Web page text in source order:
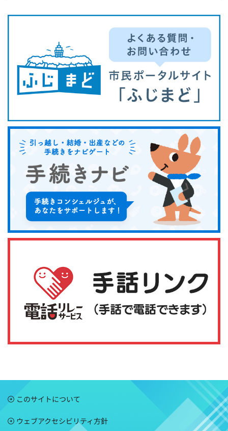
このサイトについて
ウェブアクセシビリティ方針